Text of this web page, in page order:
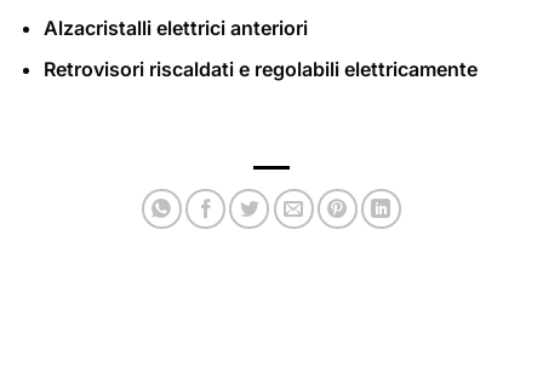
Alzacristalli elettrici anteriori
Retrovisori riscaldati e regolabili elettricamente